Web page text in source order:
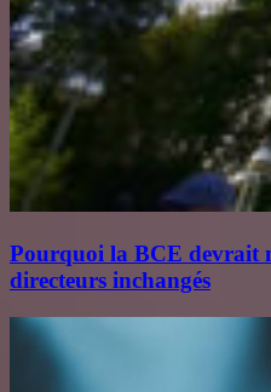
Pourquoi la BCE devrait
directeurs inchangés